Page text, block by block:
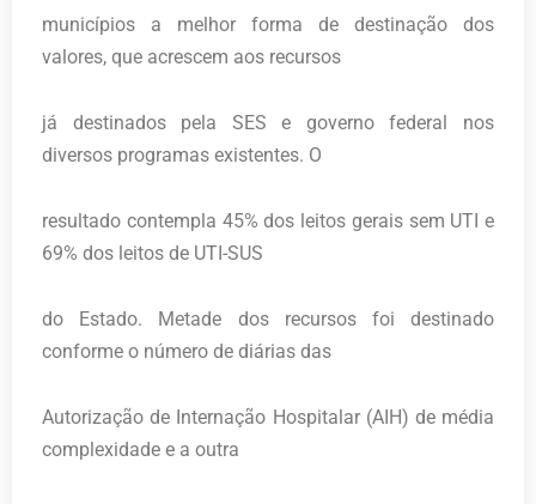
municípios a melhor forma de destinação dos
valores, que acrescem aos recursos
já destinados pela SES e governo federal nos
diversos programas existentes. O
resultado contempla 45% dos leitos gerais sem UTI e
69% dos leitos de UTI-SUS
do Estado. Metade dos recursos foi destinado
conforme o número de diárias das
Autorização de Internação Hospitalar (AIH) de média
complexidade e a outra